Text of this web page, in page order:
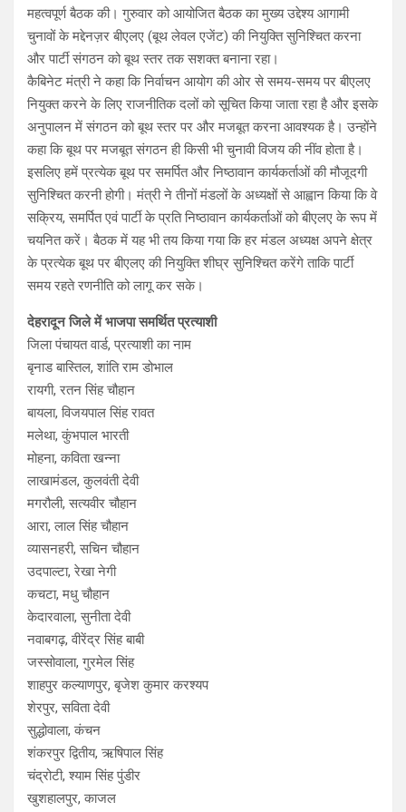
महत्वपूर्ण बैठक की। गुरुवार को आयोजित बैठक का मुख्य उद्देश्य आगामी
चुनावों के मद्देनज़र बीएलए (बूथ लेवल एजेंट) की नियुक्ति सुनिश्चित करना
और पार्टी संगठन को बूथ स्तर तक सशक्त बनाना रहा।
कैबिनेट मंत्री ने कहा कि निर्वाचन आयोग की ओर से समय-समय पर बीएलए
नियुक्त करने के लिए राजनीतिक दलों को सूचित किया जाता रहा है और इसके
अनुपालन में संगठन को बूथ स्तर पर और मजबूत करना आवश्यक है। उन्होंने
कहा कि बूथ पर मजबूत संगठन ही किसी भी चुनावी विजय की नींव होता है।
इसलिए हमें प्रत्येक बूथ पर समर्पित और निष्ठावान कार्यकर्ताओं की मौजूदगी
सुनिश्चित करनी होगी। मंत्री ने तीनों मंडलों के अध्यक्षों से आह्वान किया कि वे
सक्रिय, समर्पित एवं पार्टी के प्रति निष्ठावान कार्यकर्ताओं को बीएलए के रूप में
चयनित करें। बैठक में यह भी तय किया गया कि हर मंडल अध्यक्ष अपने क्षेत्र
के प्रत्येक बूथ पर बीएलए की नियुक्ति शीघ्र सुनिश्चित करेंगे ताकि पार्टी
समय रहते रणनीति को लागू कर सके।
देहरादून जिले में भाजपा समर्थित प्रत्याशी
जिला पंचायत वार्ड, प्रत्याशी का नाम
बृनाड बास्तिल, शांति राम डोभाल
रायगी, रतन सिंह चौहान
बायला, विजयपाल सिंह रावत
मलेथा, कुंभपाल भारती
मोहना, कविता खन्ना
लाखामंडल, कुलवंती देवी
मगरौली, सत्यवीर चौहान
आरा, लाल सिंह चौहान
व्यासनहरी, सचिन चौहान
उदपाल्टा, रेखा नेगी
कचटा, मधु चौहान
केदारवाला, सुनीता देवी
नवाबगढ़, वीरेंद्र सिंह बाबी
जस्सोवाला, गुरमेल सिंह
शाहपुर कल्याणपुर, बृजेश कुमार करश्यप
शेरपुर, सविता देवी
सुद्धोवाला, कंचन
शंकरपुर द्वितीय, ऋषिपाल सिंह
चंद्रोटी, श्याम सिंह पुंडीर
खुशहालपुर, काजल